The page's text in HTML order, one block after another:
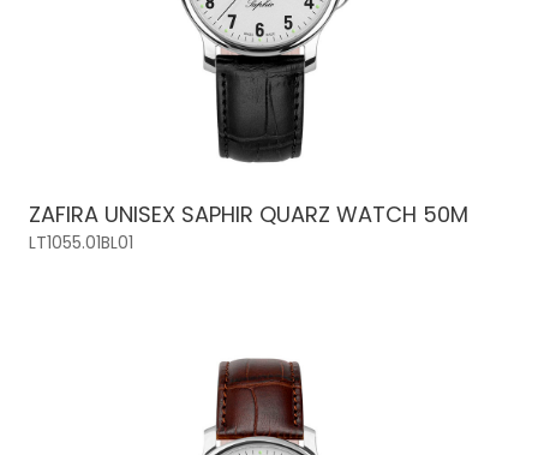
ZAFIRA UNISEX SAPHIR QUARZ WATCH 50M
LT1055.01BL01